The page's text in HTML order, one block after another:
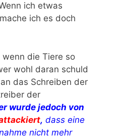
ich etwas
ich es doch
die Tiere so
wohl daran schuld
das Schreiben der
der
wurde jedoch von
, dass eine
nicht mehr